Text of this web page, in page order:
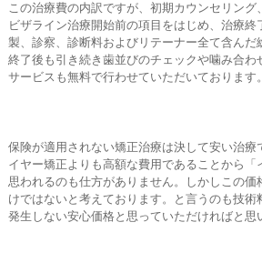
この治療費の内訳ですが、初期カウンセリング
ビザライン治療開始前の項目をはじめ、治療
製、診察、診断料およびリテーナー全て含んだ
終了後も引き続き歯並びのチェックや噛み合わ
サービスも無料で行わせていただいております。
保険が適用されない矯正治療は決して安い治療
イヤー矯正よりも高額な費用であることから「
思われるのも仕方がありません。しかしこの価
けではないと考えております。と言うのも技
発生しない安心価格と思っていただければと思